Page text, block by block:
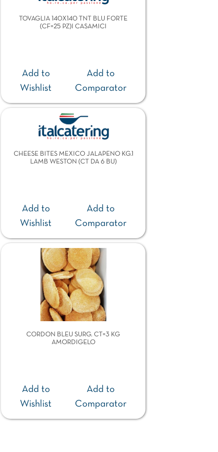
TOVAGLIA 140X140 TNT BLU FORTE
(CF=25 PZ)I CASAMICI
Add to
Wishlist
Add to
Comparator
CHEESE BITES MEXICO JALAPENO KG.1
LAMB WESTON (CT DA 6 BU)
Add to
Wishlist
Add to
Comparator
CORDON BLEU SURG. CT=3 KG
AMORDIGELO
Add to
Wishlist
Add to
Comparator